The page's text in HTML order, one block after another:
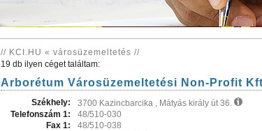
// KCI.HU « városüzemeltetés //
19 db ilyen céget találtam:
Arborétum Városüzemeltetési Non-Profit
Székhely:
3700 Kazincbarcika , Mátyás király út 36.
Telefonszám 1:
48/510-030
Fax 1:
48/510-038